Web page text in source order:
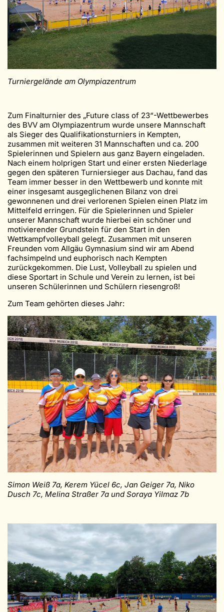
Turniergelände am Olympiazentrum
Zum Finalturnier des „Future class of 23“-Wettbewerbes
des BVV am Olympiazentrum wurde unsere Mannschaft
als Sieger des Qualifikationsturniers in Kempten,
zusammen mit weiteren 31 Mannschaften und ca. 200
Spielerinnen und Spielern aus ganz Bayern eingeladen.
Nach einem holprigen Start und einer ersten Niederlage
gegen den späteren Turniersieger aus Dachau, fand das
Team immer besser in den Wettbewerb und konnte mit
einer insgesamt ausgeglichenen Bilanz von drei
gewonnenen und drei verlorenen Spielen einen Platz im
Mittelfeld erringen. Für die Spielerinnen und Spieler
unserer Mannschaft wurde hierbei ein schöner und
motivierender Grundstein für den Start in den
Wettkampfvolleyball gelegt. Zusammen mit unseren
Freunden vom Allgäu Gymnasium sind wir am Abend
fachsimpelnd und euphorisch nach Kempten
zurückgekommen. Die Lust, Volleyball zu spielen und
diese Sportart in Schule und Verein zu lernen, ist bei
unseren Schülerinnen und Schülern riesengroß!
Zum Team gehörten dieses Jahr:
Simon Weiß 7a, Kerem Yücel 6c, Jan Geiger 7a, Niko
Dusch 7c, Melina Straßer 7a und Soraya Yilmaz 7b